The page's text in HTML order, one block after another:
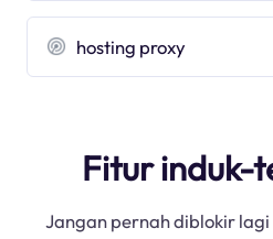
hosting proxy
Fitur induk-
Jangan pernah diblokir